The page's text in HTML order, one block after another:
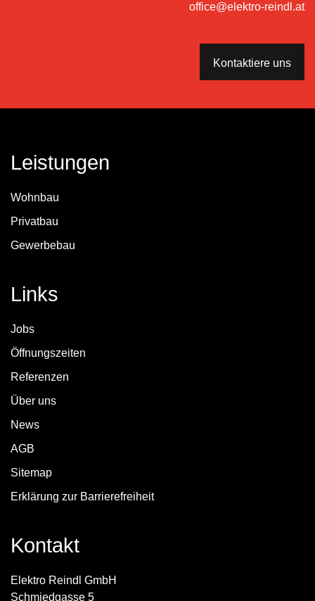
office@elektro-reindl.at
Kontaktiere uns
Leistungen
Wohnbau
Privatbau
Gewerbebau
Links
Jobs
Öffnungszeiten
Referenzen
Über uns
News
AGB
Sitemap
Erklärung zur Barrierefreiheit
Kontakt
Elektro Reindl GmbH
Schmiedgasse 5